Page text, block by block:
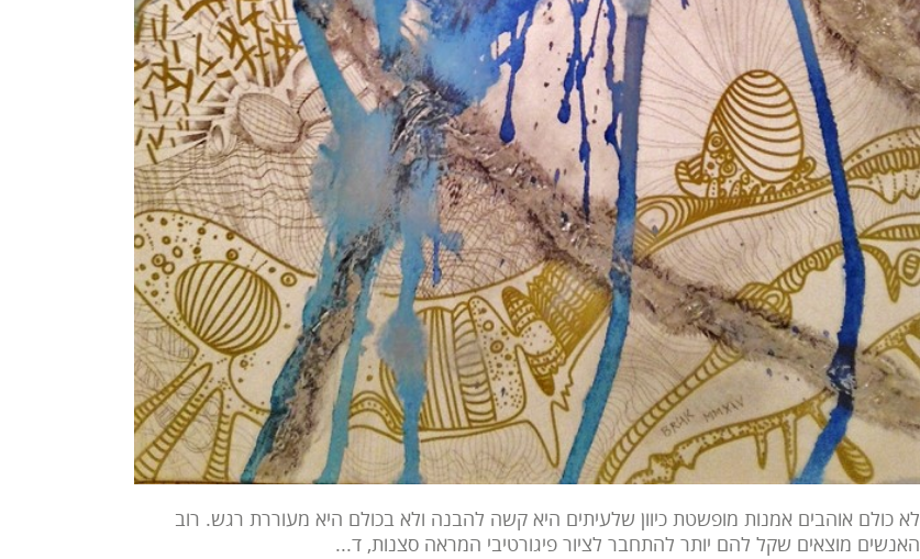
לא כולם אוהבים אמנות מופשטת כיוון שלעיתים היא קשה להבנה ולא בכולם היא מעוררת רגש. רוב
האנשים מוצאים שקל להם יותר להתחבר לציור פיגורטיבי המראה סצנות, ד...